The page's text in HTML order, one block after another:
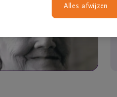
Alles afwijzen